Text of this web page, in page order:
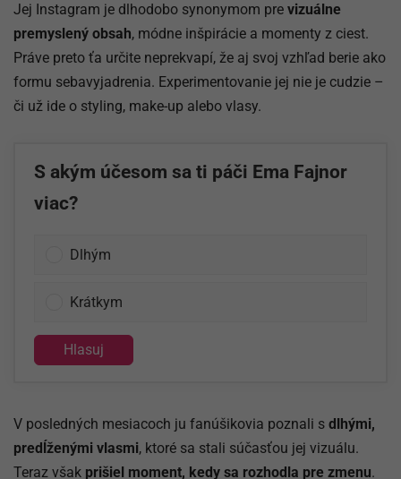
Jej Instagram je dlhodobo synonymom pre vizuálne
premyslený obsah, módne inšpirácie a momenty z ciest.
Práve preto ťa určite neprekvapí, že aj svoj vzhľad berie ako
formu sebavyjadrenia. Experimentovanie jej nie je cudzie –
či už ide o styling, make-up alebo vlasy.
S akým účesom sa ti páči Ema Fajnor
viac?
Dlhým
Krátkym
Hlasuj
V posledných mesiacoch ju fanúšikovia poznali s dlhými,
predĺženými vlasmi, ktoré sa stali súčasťou jej vizuálu.
Teraz však prišiel moment, kedy sa rozhodla pre zmenu.